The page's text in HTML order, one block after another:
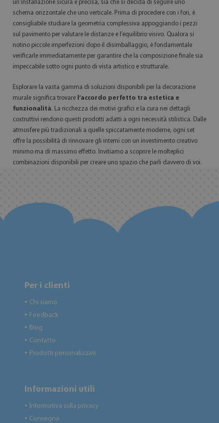
un'installazione sicura e precisa, sia che si decida di seguire uno
schema orizzontale che uno verticale. Prima di procedere con i fori, è
consigliabile studiare la geometria complessiva appoggiando i pezzi
sul pavimento per valutare le distanze e l’equilibrio visivo. Qualora si
notino piccole imperfezioni dopo il disimballaggio, è fondamentale
verificarle immediatamente per garantire che la composizione finale sia
impeccabile sotto ogni punto di vista artistico e strutturale.
Esplorare la vasta gamma di soluzioni disponibili per la decorazione
murale significa trovare l’accordo perfetto tra estetica e
funzionalità. La ricchezza dei motivi grafici e la cura nei dettagli
costruttivi rendono questi prodotti adatti a ogni necessità stilistica. Dalle
atmosfere più tradizionali a quelle spiccatamente moderne, ogni set
offre la possibilità di rinnovare gli interni con un investimento creativo
minimo ma di massimo effetto. Invitiamo a scoprire le molteplici
combinazioni disponibili per creare uno spazio che parli davvero di voi.
Per i clienti
● Chi siamo
● Feedback
● Blog
● Contatto
● Prodotti personalizzati
Informazioni utili
● Informativa sulla privacy
● Consegna